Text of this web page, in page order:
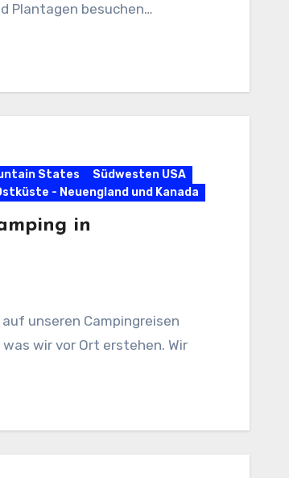
Plantagen besuchen…
States
Südwesten USA
- Neuengland und Kanada
in
unseren Campingreisen
wir vor Ort erstehen. Wir